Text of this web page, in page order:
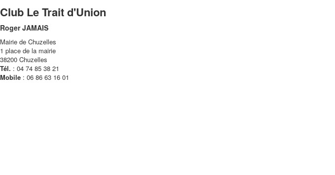
Club Le Trait d'Union
Roger JAMAIS
Mairie de Chuzelles
1 place de la mairie
38200 Chuzelles
Tél. : 04 74 85 38 21
Mobile : 06 86 63 16 01